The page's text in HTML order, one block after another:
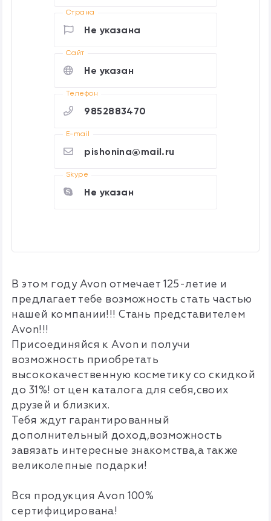
Страна
Не указана
Cайт
Не указан
Телефон
9852883470
E-mail
pishonina@mail.ru
Skype
Не указан
В этом году Avon отмечает 125-летие и
предлагает тебе возможность стать частью
нашей компании!!! Стань представителем
Avon!!!
Присоединяйся к Avon и получи
возможность приобретать
высококачественную косметику со скидкой
до 31%! от цен каталога для себя,своих
друзей и близких.
Тебя ждут гарантированный
дополнительный доход,возможность
завязать интересные знакомства,а также
великолепные подарки!
Вся продукция Avon 100%
сертифицирована!